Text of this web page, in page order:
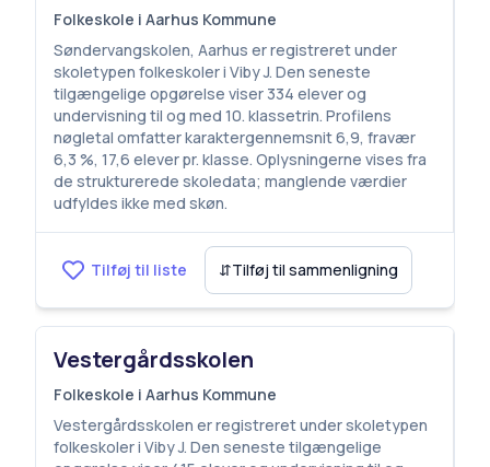
Folkeskole i Aarhus Kommune
Søndervangskolen, Aarhus er registreret under
skoletypen folkeskoler i Viby J. Den seneste
tilgængelige opgørelse viser 334 elever og
undervisning til og med 10. klassetrin. Profilens
nøgletal omfatter karaktergennemsnit 6,9, fravær
6,3 %, 17,6 elever pr. klasse. Oplysningerne vises fra
de strukturerede skoledata; manglende værdier
udfyldes ikke med skøn.
Tilføj til liste ⇵Tilføj til sammenligning
Vestergårdsskolen
Folkeskole i Aarhus Kommune
Vestergårdsskolen er registreret under skoletypen
folkeskoler i Viby J. Den seneste tilgængelige